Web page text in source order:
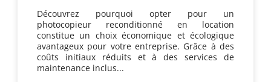
Découvrez pourquoi opter pour un
photocopieur reconditionné en location
constitue un choix économique et écologique
avantageux pour votre entreprise. Grâce à des
coûts initiaux réduits et à des services de
maintenance inclus...